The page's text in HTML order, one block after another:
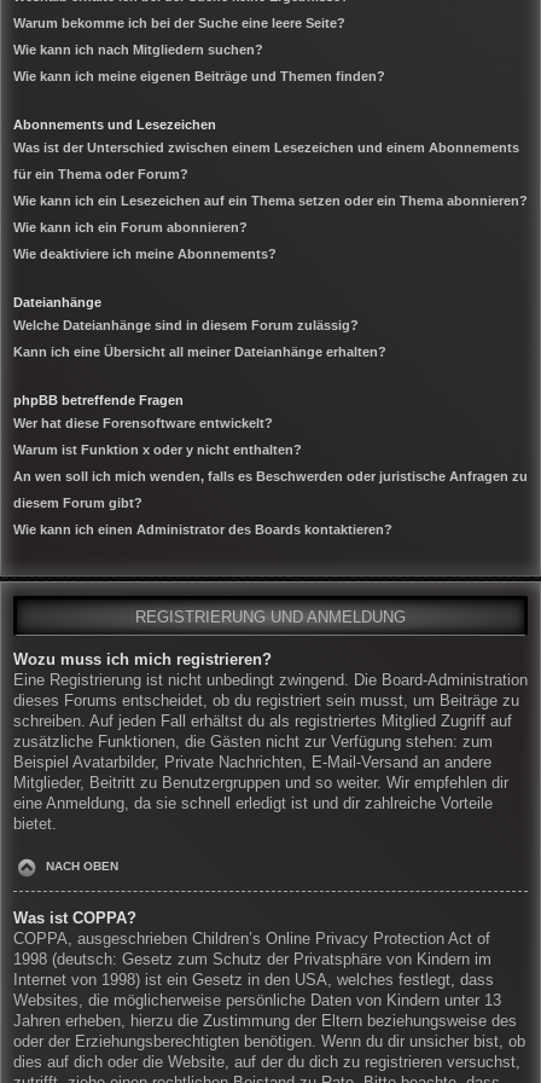
Warum bekomme ich bei der Suche eine leere Seite?
Wie kann ich nach Mitgliedern suchen?
Wie kann ich meine eigenen Beiträge und Themen finden?
Abonnements und Lesezeichen
Was ist der Unterschied zwischen einem Lesezeichen und einem Abonnements
für ein Thema oder Forum?
Wie kann ich ein Lesezeichen auf ein Thema setzen oder ein Thema abonnieren?
Wie kann ich ein Forum abonnieren?
Wie deaktiviere ich meine Abonnements?
Dateianhänge
Welche Dateianhänge sind in diesem Forum zulässig?
Kann ich eine Übersicht all meiner Dateianhänge erhalten?
phpBB betreffende Fragen
Wer hat diese Forensoftware entwickelt?
Warum ist Funktion x oder y nicht enthalten?
An wen soll ich mich wenden, falls es Beschwerden oder juristische Anfragen zu
diesem Forum gibt?
Wie kann ich einen Administrator des Boards kontaktieren?
REGISTRIERUNG UND ANMELDUNG
Wozu muss ich mich registrieren?
Eine Registrierung ist nicht unbedingt zwingend. Die Board-Administration
dieses Forums entscheidet, ob du registriert sein musst, um Beiträge zu
schreiben. Auf jeden Fall erhältst du als registriertes Mitglied Zugriff auf
zusätzliche Funktionen, die Gästen nicht zur Verfügung stehen: zum
Beispiel Avatarbilder, Private Nachrichten, E-Mail-Versand an andere
Mitglieder, Beitritt zu Benutzergruppen und so weiter. Wir empfehlen dir
eine Anmeldung, da sie schnell erledigt ist und dir zahlreiche Vorteile
bietet.
NACH OBEN
Was ist COPPA?
COPPA, ausgeschrieben Children’s Online Privacy Protection Act of
1998 (deutsch: Gesetz zum Schutz der Privatsphäre von Kindern im
Internet von 1998) ist ein Gesetz in den USA, welches festlegt, dass
Websites, die möglicherweise persönliche Daten von Kindern unter 13
Jahren erheben, hierzu die Zustimmung der Eltern beziehungsweise des
oder der Erziehungsberechtigten benötigen. Wenn du dir unsicher bist, ob
dies auf dich oder die Website, auf der du dich zu registrieren versuchst,